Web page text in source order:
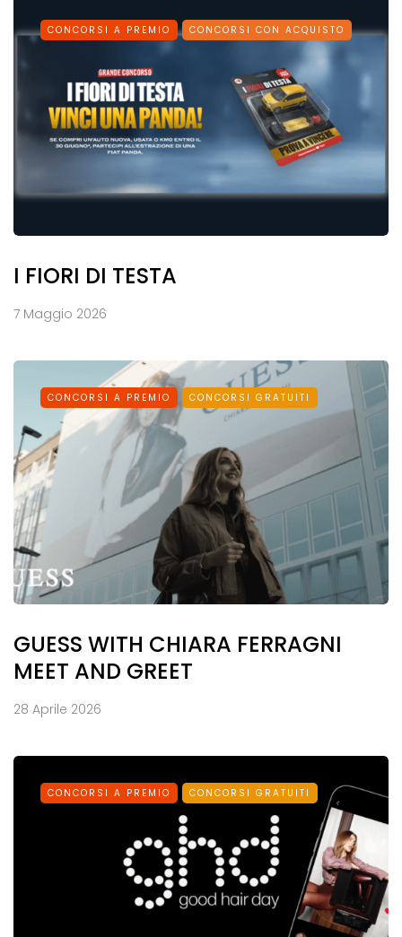
CONCORSI A PREMIO CONCORSI CON ACQUISTO
I FIORI DI TESTA
7 Maggio 2026
CONCORSI A PREMIO CONCORSI GRATUITI
GUESS WITH CHIARA FERRAGNI
MEET AND GREET
28 Aprile 2026
CONCORSI A PREMIO CONCORSI GRATUITI